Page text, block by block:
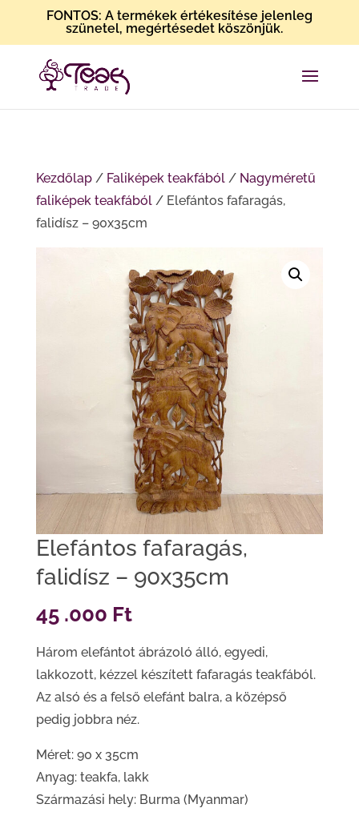
FONTOS: A termékek értékesítése jelenleg
szünetel, megértésedet köszönjük.
Kezdőlap/ Faliképek teakfából/ Nagyméretű
faliképek teakfából/ Elefántos fafaragás,
falidísz – 90x35cm
Elefántos fafaragás,
falidísz – 90x35cm
45 .000 Ft
Három elefántot ábrázoló álló, egyedi,
lakkozott, kézzel készített fafaragás teakfából.
Az alsó és a felső elefánt balra, a középső
pedig jobbra néz.
Méret: 90 x 35cm
Anyag: teakfa, lakk
Származási hely: Burma (Myanmar)